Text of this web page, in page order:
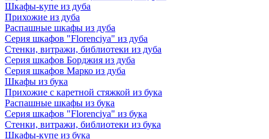
Шкафы-купе из дуба
Прихожие из дуба
Распашные шкафы из дуба
Серия шкафов "Florenciya" из дуба
Стенки, витражи, библиотеки из дуба
Серия шкафов Борджия из дуба
Серия шкафов Марко из дуба
Шкафы из бука
Прихожие с каретной стяжкой из бука
Распашные шкафы из бука
Серия шкафов "Florenciya" из бука
Стенки, витражи, библиотеки из бука
Шкафы-купе из бука